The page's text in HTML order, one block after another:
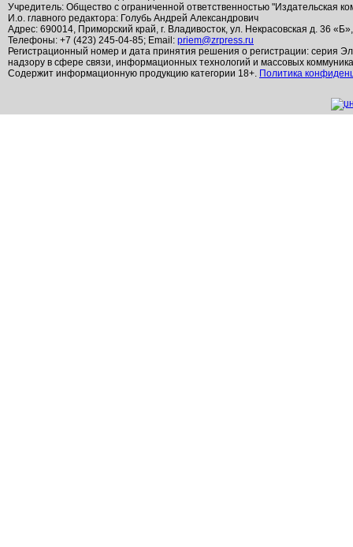
Учредитель: Общество с ограниченной ответственностью "Издательская
И.о. главного редактора: Голубь Андрей Александрович
Адрес: 690014, Приморский край, г. Владивосток, ул. Некрасовская д. 36
Телефоны: +7 (423) 245-04-85; Email: priem@zrpress.ru
Регистрационный номер и дата принятия решения о регистрации: серия
надзору в сфере связи, информационных технологий и массовых
Содержит информационную продукцию категории 18+. Политика